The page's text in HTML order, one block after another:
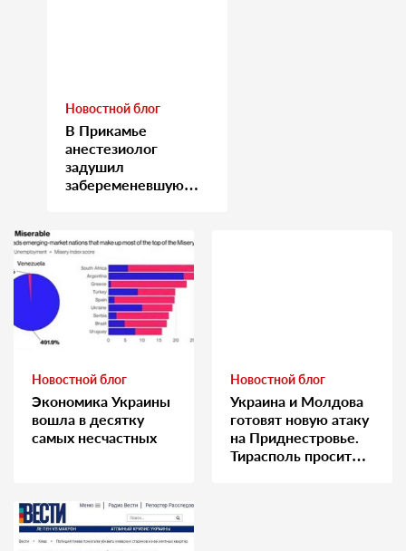
Новостной блог
В Прикамье
анестезиолог
задушил
забеременевшую
Новостной блог
Экономика Украины
вошла в десятку
самых несчастных
Новостной блог
Украина и Молдова
готовят новую атаку
на Приднестровье.
Тирасполь просит